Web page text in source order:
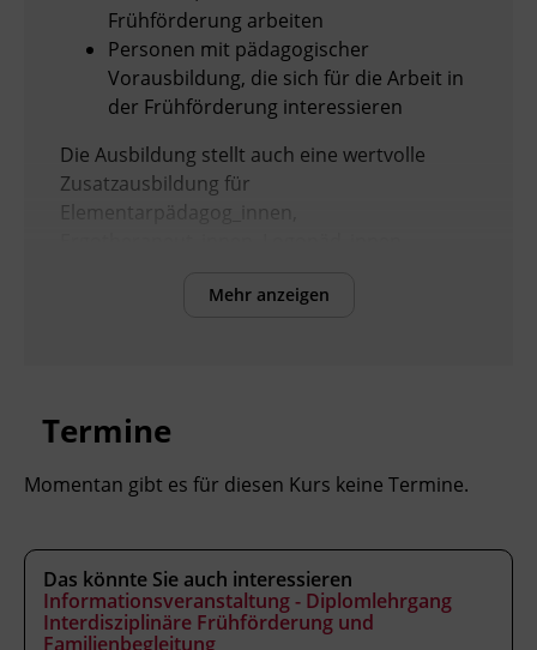
Frühförderung arbeiten
Personen mit pädagogischer
Vorausbildung, die sich für die Arbeit in
der Frühförderung interessieren
Die Ausbildung stellt auch eine wertvolle
Zusatzausbildung für
Elementarpädagog_innen,
oder Sozialbetreuer_innen dar.
Mindestalter 23 Jahre
pädagogischen, psychologischen,
psychotherapeutischen oder sozialen
Bereich oder Studium der Psychologie,
Pädagogik/Erziehungswissenschaften,
Soziale Arbeit oder Sozialpädagogik
Mehr anzeigen
Termine
Momentan gibt es für diesen Kurs keine Termine.
Das könnte Sie auch interessieren
Informationsveranstaltung - Diplomlehrgang
Interdisziplinäre Frühförderung und
Familienbegleitung